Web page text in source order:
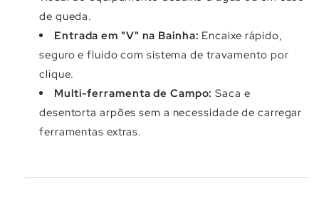
de queda.
Entrada em "V" na Bainha: Encaixe rápido,
seguro e fluido com sistema de travamento por
clique.
Multi-ferramenta de Campo: Saca e
desentorta arpões sem a necessidade de carregar
ferramentas extras.